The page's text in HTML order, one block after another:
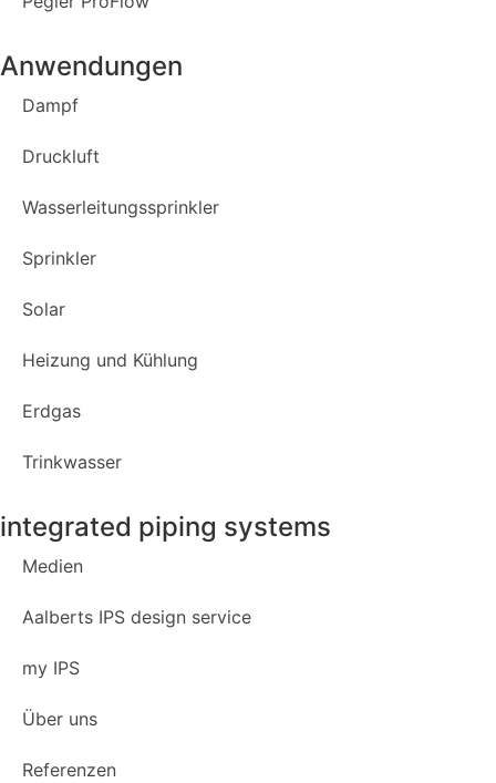
Anwendungen
Dampf
Druckluft
Wasserleitungssprinkler
Sprinkler
Solar
Heizung und Kühlung
Erdgas
Trinkwasser
integrated piping systems
Medien
Aalberts IPS design service
my IPS
Über uns
Referenzen